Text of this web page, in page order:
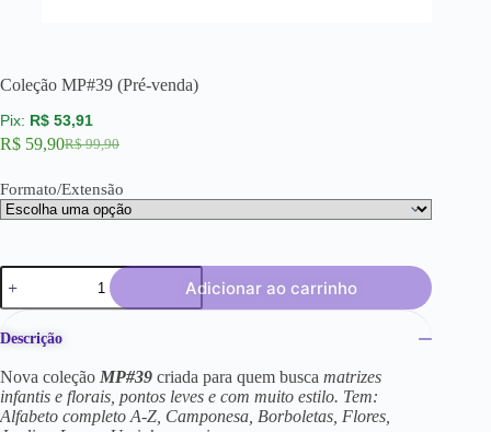
Coleção MP#39 (Pré-venda)
R$ 53,91
R$99,90
R$ 59,90
Formato/Extensão
Adicionar ao carrinho
Descrição
Nova coleção MP#39 criada para quem busca matrizes
infantis e florais, pontos leves e com muito estilo. Tem:
Alfabeto completo A-Z, Camponesa, Borboletas, Flores,